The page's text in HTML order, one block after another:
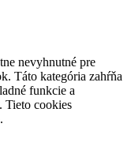
nevyhnutné pre
Táto kategória zahŕňa
funkcie a
Tieto cookies